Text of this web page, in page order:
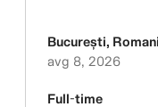
București,
avg 8, 2026
Full-time